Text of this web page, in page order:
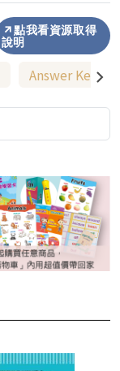
點我看資源取得
說明
Answer Keys